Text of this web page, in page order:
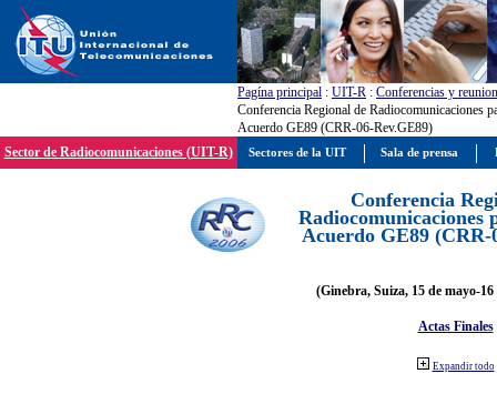
Pagína principal : UIT-R : Conferencias y
Conferencia Regional de Radiocomunicaciones
Acuerdo GE89 (CRR-06-Rev.GE89)
Sector de Radiocomunicaciones (UIT-R)
Conferencia
Radiocomunicaciones
Acuerdo GE89 (CRR-
(Ginebra, Suiza, 15 de mayo-
Actas Finales
Expandir todo
Sectores de la UIT Sala de prensa